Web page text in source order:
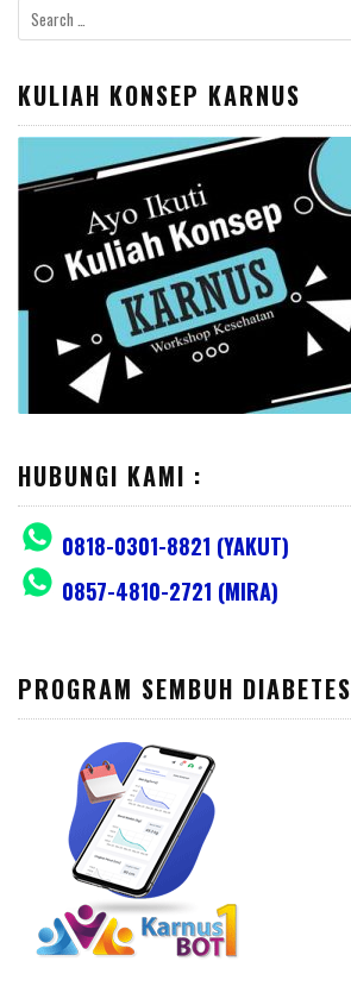
Search
for:
KULIAH KONSEP KARNUS
HUBUNGI KAMI :
0818-0301-8821 (YAKUT)
0857-4810-2721 (MIRA)
PROGRAM SEMBUH DIABETES